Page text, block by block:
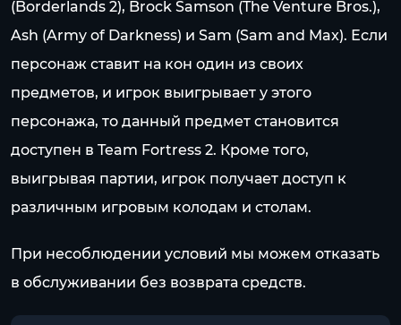
(Borderlands 2), Brock Samson (The Venture Bros.),
Ash (Army of Darkness) и Sam (Sam and Max). Если
персонаж ставит на кон один из своих
предметов, и игрок выигрывает у этого
персонажа, то данный предмет становится
доступен в Team Fortress 2. Кроме того,
выигрывая партии, игрок получает доступ к
различным игровым колодам и столам.
При несоблюдении условий мы можем отказать
в обслуживании без возврата средств.